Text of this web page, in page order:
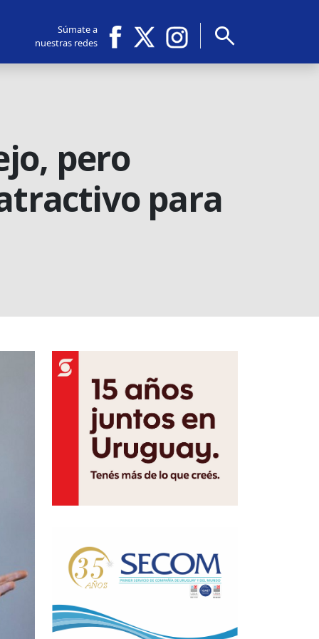
Súmate a
nuestras redes
search
pero
para